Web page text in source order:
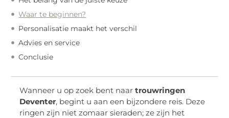
Waar te beginnen?
Personalisatie maakt het verschil
Advies en service
Conclusie
Wanneer u op zoek bent naartrouwringen
Deventer, begint u aan een bijzondere reis. Deze
ringen zijn niet zomaar sieraden; ze zijn het